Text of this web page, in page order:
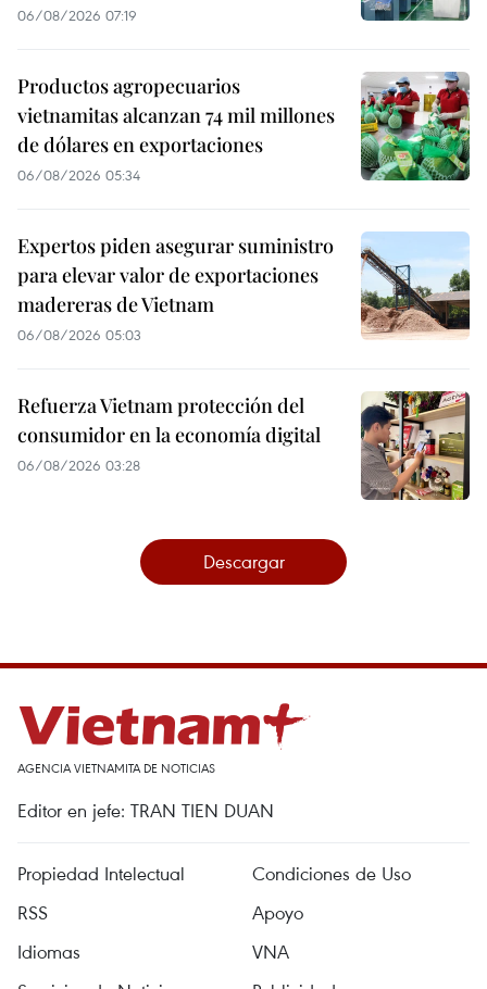
06/08/2026 07:19
Productos agropecuarios
vietnamitas alcanzan 74 mil millones
de dólares en exportaciones
06/08/2026 05:34
Expertos piden asegurar suministro
para elevar valor de exportaciones
madereras de Vietnam
06/08/2026 05:03
Refuerza Vietnam protección del
consumidor en la economía digital
06/08/2026 03:28
Descargar
AGENCIA VIETNAMITA DE NOTICIAS
Editor en jefe: TRAN TIEN DUAN
Propiedad Intelectual
Condiciones de Uso
RSS
Apoyo
Idiomas
VNA